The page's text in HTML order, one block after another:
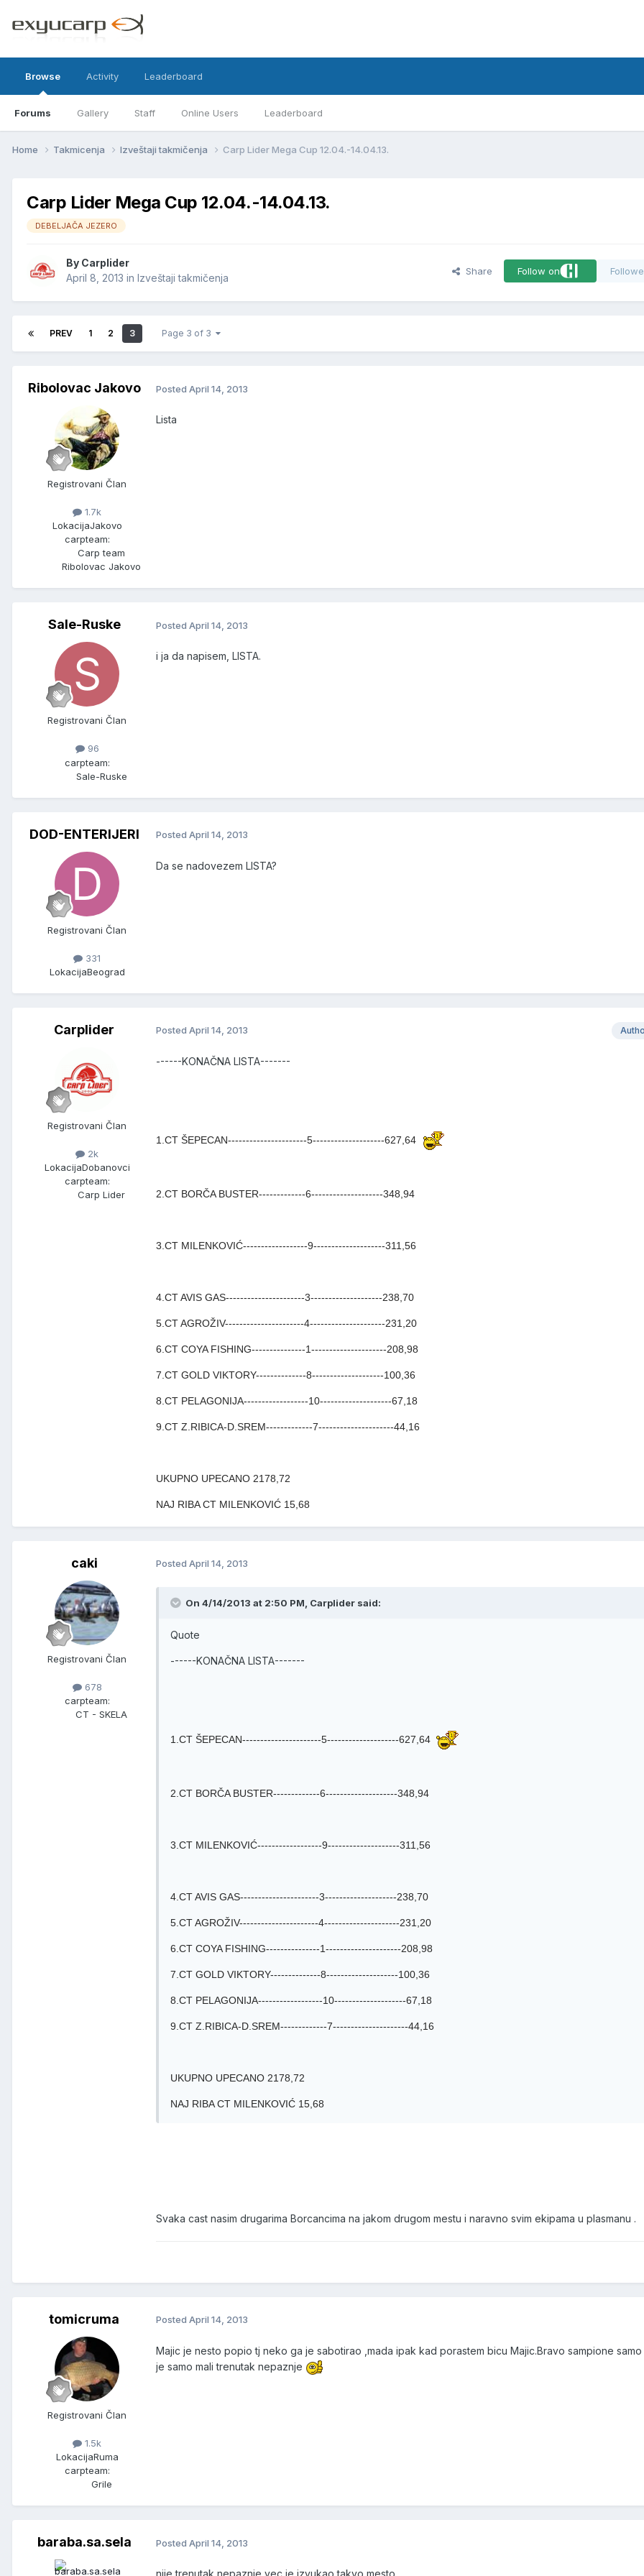
Browse
Forums Gallery Staff Online Users Leaderboard
Activity Leaderboard
Home Takmicenja Izveštaji takmičenja Carp Lider Mega Cup 12.04.-14.04.13.
Carp Lider Mega Cup 12.04.-14.04.13.
DEBELJAČA JEZERO
By Carplider
April 8, 2013 in Izveštaji takmičenja
Share Follow on
PREV 1 2 3 Page 3 of 3
Ribolovac Jakovo
Registrovani Član
1.7k
LokacijaJakovo
carpteam:
Carp team
Ribolovac Jakovo
Posted April 14, 2013
Lista
Sale-Ruske
Registrovani Član
96
carpteam:
Sale-Ruske
Posted April 14, 2013
i ja da napisem, LISTA.
DOD-ENTERIJERI
Registrovani Član
331
LokacijaBeograd
Posted April 14, 2013
Da se nadovezem LISTA?
Carplider
Registrovani Član
2k
LokacijaDobanovci
carpteam:
Carp Lider
Posted April 14, 2013
------KONAČNA LISTA-------
1.CT ŠEPECAN----------------------5--------------------627,64
2.CT BORČA BUSTER-------------6--------------------348,94
3.CT MILENKOVIĆ------------------9--------------------311,56
4.CT AVIS GAS----------------------3--------------------238,70
5.CT AGROŽIV----------------------4---------------------231,20
6.CT COYA FISHING---------------1---------------------208,98
7.CT GOLD VIKTORY--------------8--------------------100,36
8.CT PELAGONIJA------------------10--------------------67,18
9.CT Z.RIBICA-D.SREM-------------7---------------------44,16
UKUPNO UPECANO 2178,72
NAJ RIBA CT MILENKOVIĆ 15,68
caki
Registrovani Član
678
carpteam:
CT - SKELA
Posted April 14, 2013
On 4/14/2013 at 2:50 PM, Carplider said:
Quote
------KONAČNA LISTA-------
1.CT ŠEPECAN----------------------5--------------------627,64
2.CT BORČA BUSTER-------------6--------------------348,94
3.CT MILENKOVIĆ------------------9--------------------311,56
4.CT AVIS GAS----------------------3--------------------238,70
5.CT AGROŽIV----------------------4---------------------231,20
6.CT COYA FISHING---------------1---------------------208,98
7.CT GOLD VIKTORY--------------8--------------------100,36
8.CT PELAGONIJA------------------10--------------------67,18
9.CT Z.RIBICA-D.SREM-------------7---------------------44,16
UKUPNO UPECANO 2178,72
NAJ RIBA CT MILENKOVIĆ 15,68
Svaka cast nasim drugarima Borcancima na jakom drugom mestu i naravno svim ekipama u plasmanu .
tomicruma
Registrovani Član
1.5k
LokacijaRuma
carpteam:
Grile
Posted April 14, 2013
Majic je nesto popio tj neko ga je sabotirao ,mada ipak kad porastem bicu Majic.Bravo sampione
je samo mali trenutak nepaznje
baraba.sa.sela Posted April 14, 2013
nije trenutak nepaznje vec je izvukao takvo mesto